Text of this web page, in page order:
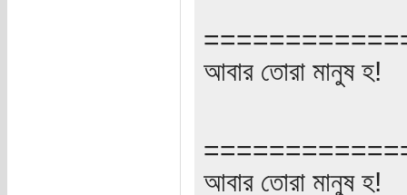
আবার তোরা মানুষ হ!
আবার তোরা মানুষ হ!